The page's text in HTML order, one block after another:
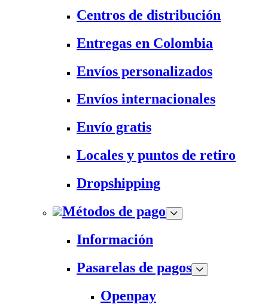
Centros de distribución
Entregas en Colombia
Envíos personalizados
Envíos internacionales
Envío gratis
Locales y puntos de retiro
Dropshipping
Métodos de pago
Información
Pasarelas de pagos
Openpay